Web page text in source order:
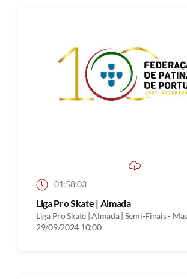
01:58:03
Liga Pro Skate | Almada
Liga Pro Skate | Almada | Semi-Finais -
29/09/2024 10:00